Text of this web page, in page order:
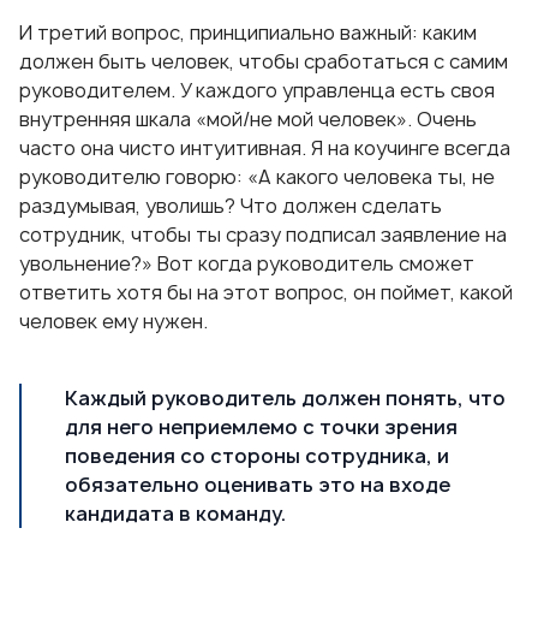
И третий вопрос, принципиально важный: каким
должен быть человек, чтобы сработаться с самим
руководителем. У каждого управленца есть своя
внутренняя шкала «мой/не мой человек». Очень
часто она чисто интуитивная. Я на коучинге всегда
руководителю говорю: «А какого человека ты, не
раздумывая, уволишь? Что должен сделать
сотрудник, чтобы ты сразу подписал заявление на
увольнение?» Вот когда руководитель сможет
ответить хотя бы на этот вопрос, он поймет, какой
человек ему нужен.
Каждый руководитель должен понять, что
для него неприемлемо с точки зрения
поведения со стороны сотрудника, и
обязательно оценивать это на входе
кандидата в команду.